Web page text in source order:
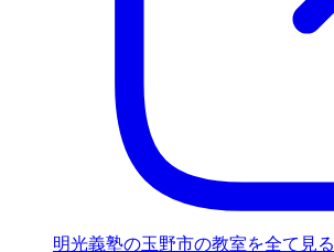
明光義塾の玉野市の教室を全て見る